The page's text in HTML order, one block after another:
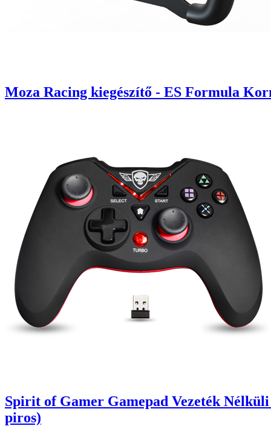
Moza Racing kiegészítő - ES Formula
Spirit of Gamer Gamepad Vezeték
piros)